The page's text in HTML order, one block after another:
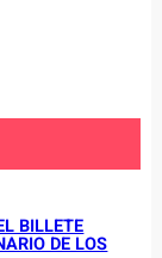
BILLETE
DE LOS